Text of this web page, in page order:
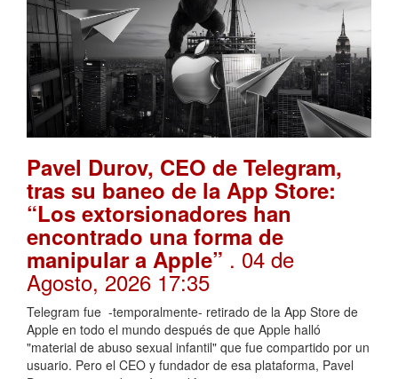
Pavel Durov, CEO de Telegram,
tras su baneo de la App Store:
“Los extorsionadores han
encontrado una forma de
manipular a Apple” . 04 de
Agosto, 2026 17:35
Telegram fue -temporalmente- retirado de la App Store de
Apple en todo el mundo después de que Apple halló
"material de abuso sexual infantil" que fue compartido por un
usuario. Pero el CEO y fundador de esa plataforma, Pavel